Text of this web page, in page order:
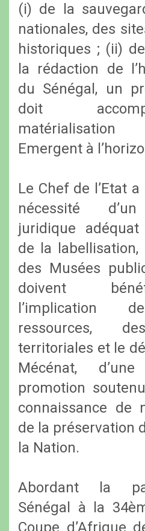
(i) de la
nationales, des
historiques ; (ii)
la rédaction de
du Sénégal, un
doit
Emergent à
Le Chef de l’Etat
nécessité
juridique adéquat
de la
des Musées
doivent
l’implication
ressources,
territoriales et le
Mécénat,
promotion
connaissance de
de la préservation
la Nation.
Abordant la
Sénégal à la